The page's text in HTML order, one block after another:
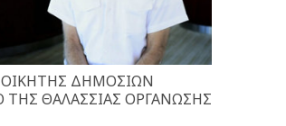
ΔΗΜΟΣΊΩΝ
ΤΗΣ ΘΑΛΆΣΣΙΑΣ ΟΡΓΆΝΩΣΗΣ